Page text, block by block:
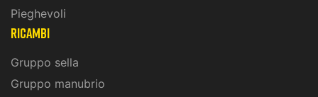
Pieghevoli
ricambi
Gruppo sella
Gruppo manubrio